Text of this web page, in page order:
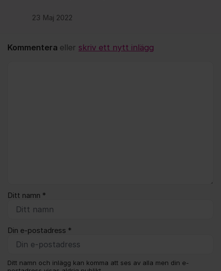
23 Maj 2022
Kommentera eller skriv ett nytt inlägg
Ditt namn *
Din e-postadress *
Ditt namn och inlägg kan komma att ses av alla men din e-